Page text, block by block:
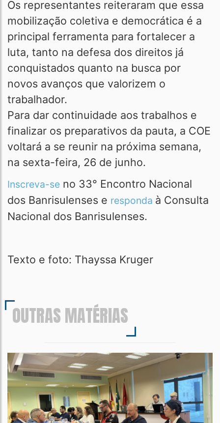
Os representantes reiteraram que essa
mobilização coletiva e democrática é a
principal ferramenta para fortalecer a
luta, tanto na defesa dos direitos já
conquistados quanto na busca por
novos avanços que valorizem o
trabalhador.
Para dar continuidade aos trabalhos e
finalizar os preparativos da pauta, a COE
voltará a se reunir na próxima semana,
na sexta-feira, 26 de junho.
Inscreva-se no 33° Encontro Nacional
dos Banrisulenses e responda à Consulta
Nacional dos Banrisulenses.
Texto e foto: Thayssa Kruger
OUTRAS MATÉRIAS